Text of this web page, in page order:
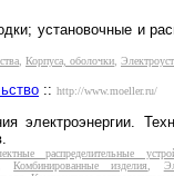
установочные и
Корпуса, оболочки
:: http://www.moeller.ru/
электроэнергии.
распределительные
,Комбинированные изделия